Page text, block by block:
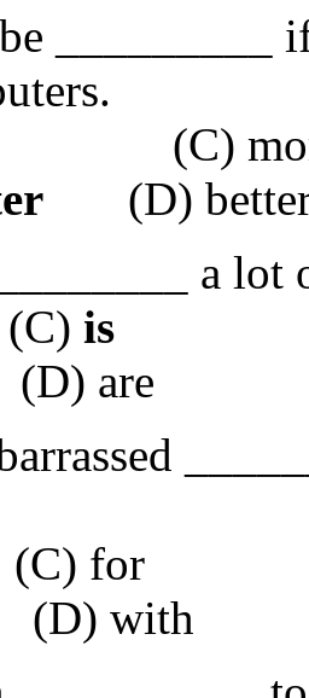
_________
(C) more
(D)
a
is
are
for
with